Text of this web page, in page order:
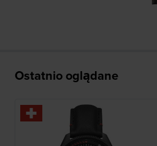
Ostatnio oglądane